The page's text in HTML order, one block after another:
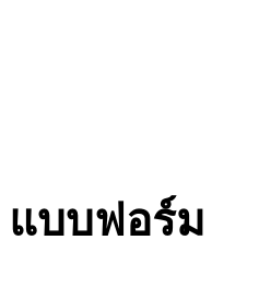
แบบฟอร์ม